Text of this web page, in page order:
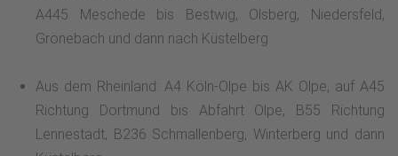
A445 Meschede bis Bestwig, Olsberg, Niedersfeld,
Grönebach und dann nach Küstelberg
Aus dem Rheinland: A4 Köln-Olpe bis AK Olpe, auf A45
Richtung Dortmund bis Abfahrt Olpe, B55 Richtung
Lennestadt, B236 Schmallenberg, Winterberg und dann